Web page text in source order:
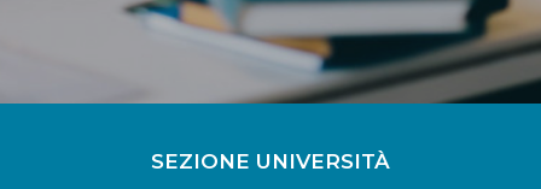
SEZIONE UNIVERSITÀ